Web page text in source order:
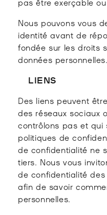
Nous pouvons vous
identité avant de
fondée sur les droits
données personnelles.
LIENS
Des liens peuvent
des réseaux sociaux
contrôlons pas et qui
politiques de
de confidentialité ne
tiers. Nous vous
de confidentialité
afin de savoir
personnelles.